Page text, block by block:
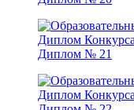
Диплом № 21